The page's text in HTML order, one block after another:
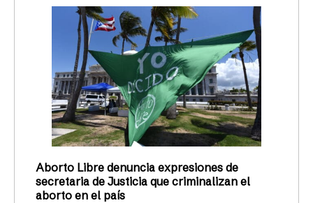
Aborto Libre denuncia expresiones de
secretaria de Justicia que criminalizan el
aborto en el país